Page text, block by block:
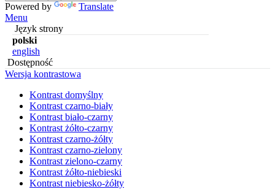
Powered by
Translate
Menu
Język strony
polski
english
Dostępność
Wersja kontrastowa
Kontrast domyślny
Kontrast czarno-biały
Kontrast biało-czarny
Kontrast żółto-czarny
Kontrast czarno-żółty
Kontrast czarno-zielony
Kontrast zielono-czarny
Kontrast żółto-niebieski
Kontrast niebiesko-żółty